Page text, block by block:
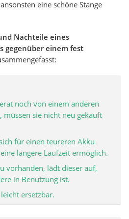
eine schöne Stange
Nachteile eines
gegenüber einem fest
noch von einem anderen
müssen sie nicht neu gekauft
für einen teureren Akku
längere Laufzeit ermöglich.
vorhanden, lädt dieser auf,
in Benutzung ist.
ersetzbar.